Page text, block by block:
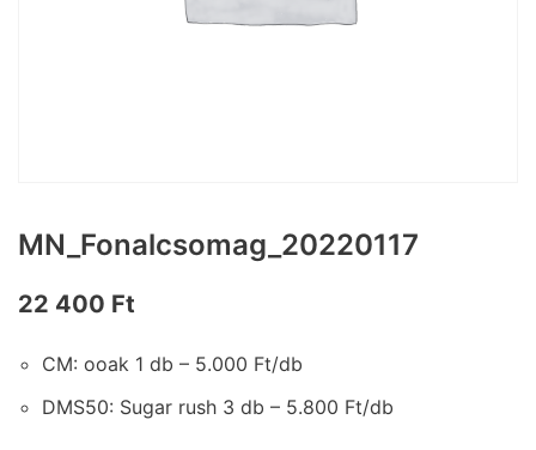
MN_Fonalcsomag_20220117
22 400 Ft
CM: ooak 1 db – 5.000 Ft/db
DMS50: Sugar rush 3 db – 5.800 Ft/db